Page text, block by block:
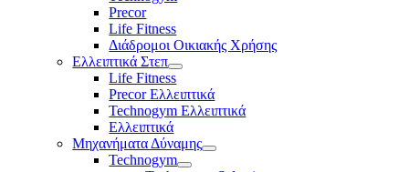
Precor
Life Fitness
Διάδρομοι Οικιακής Χρήσης
Ελλειπτικά Στεπ
Life Fitness
Precor Ελλειπτικά
Technogym Ελλειπτικά
Ελλειπτικά
Μηχανήματα Δύναμης
Technogym